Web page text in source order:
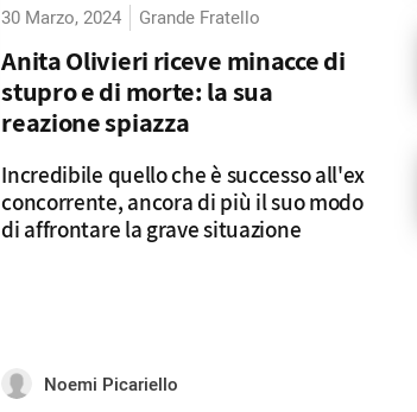
30 Marzo, 2024
Grande Fratello
Anita Olivieri riceve minacce di
stupro e di morte: la sua
reazione spiazza
Incredibile quello che è successo all'ex
concorrente, ancora di più il suo modo
di affrontare la grave situazione
Noemi Picariello